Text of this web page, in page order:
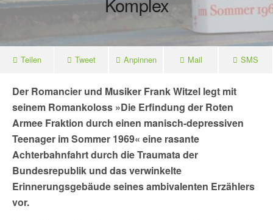
Teilen Tweet Anpinnen Mail SMS
Der Romancier und Musiker Frank Witzel legt mit
seinem Romankoloss »Die Erfindung der Roten
Armee Fraktion durch einen manisch-depressiven
Teenager im Sommer 1969« eine rasante
Achterbahnfahrt durch die Traumata der
Bundesrepublik und das verwinkelte
Erinnerungsgebäude seines ambivalenten Erzählers
vor.